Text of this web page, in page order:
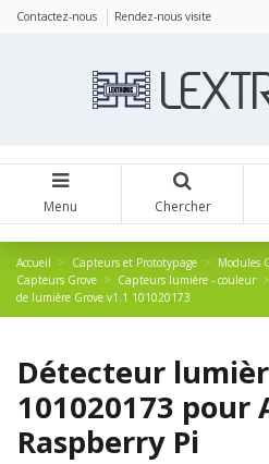
Contactez-nous Rendez-nous visite
Menu Chercher
Accueil Capteurs et Prototypage
Modules
Capteurs Grove
Capteurs lumière - couleur
de lumière Grove v1.1 101020173
Détecteur
101020173 pour
Raspberry Pi
Panneau de gestion des cookies